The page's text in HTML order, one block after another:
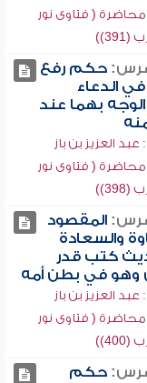
( فتاوى نور
حكم رفع
في الدعاء
بهما عند
عبد العزيز بن باز
( فتاوى نور
المقصود
والسعادة
كتب قدر
وهو في بطن أمه
عبد العزيز بن باز
( فتاوى نور
حكم